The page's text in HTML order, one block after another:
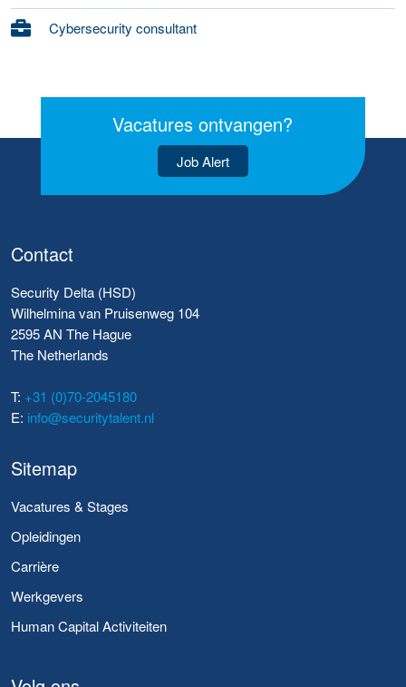
Cybersecurity consultant
Vacatures ontvangen?
Job Alert
Contact
Security Delta (HSD)
Wilhelmina van Pruisenweg 104
2595 AN The Hague
The Netherlands
T: +31 (0)70-2045180
E: info@securitytalent.nl
Sitemap
Vacatures & Stages
Opleidingen
Carrière
Werkgevers
Human Capital Activiteiten